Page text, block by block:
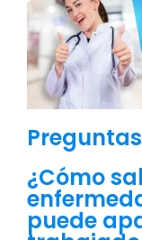
¿Cómo
puede